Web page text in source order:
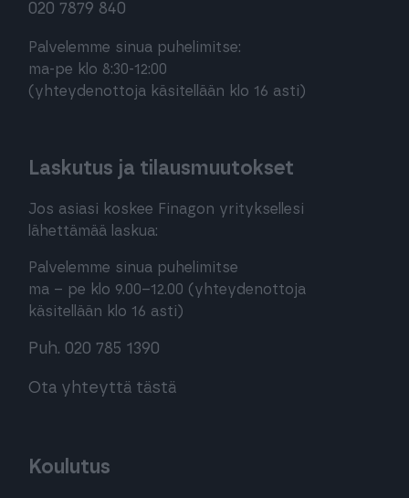
020 7879 840
Palvelemme sinua puhelimitse:
ma-pe klo 8:30-12:00
(yhteydenottoja käsitellään klo 16 asti)
Laskutus ja tilausmuutokset
Jos asiasi koskee Finagon yrityksellesi
lähettämää laskua:
Palvelemme sinua puhelimitse
ma – pe klo 9.00–12.00 (yhteydenottoja
käsitellään klo 16 asti)
Puh. 020 785 1390
Ota yhteyttä tästä
Koulutus